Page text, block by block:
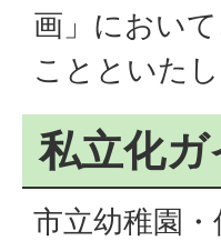
画」におい
ことといたし
私立化
市立幼稚園